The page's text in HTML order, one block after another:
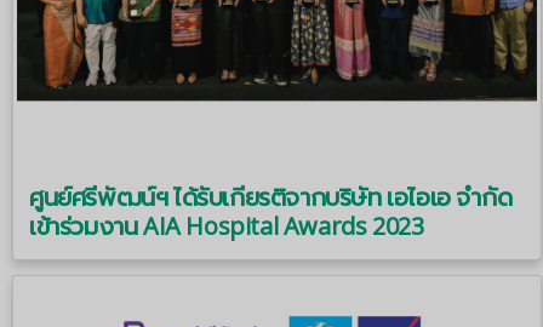
ศูนย์ศรีพัฒน์ฯ ได้รับเกียรติจากบริษัท เอไอเอ จำกัด
เข้าร่วมงาน AIA Hospital Awards 2023